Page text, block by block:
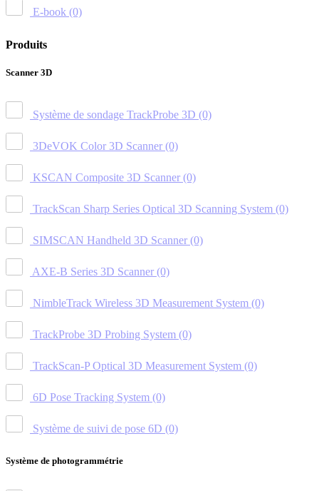
E-book (0)
Produits
Scanner 3D
Système de sondage TrackProbe 3D (0)
3DeVOK Color 3D Scanner (0)
KSCAN Composite 3D Scanner (0)
TrackScan Sharp Series Optical 3D Scanning System (0)
SIMSCAN Handheld 3D Scanner (0)
AXE-B Series 3D Scanner (0)
NimbleTrack Wireless 3D Measurement System (0)
TrackProbe 3D Probing System (0)
TrackScan-P Optical 3D Measurement System (0)
6D Pose Tracking System (0)
Système de suivi de pose 6D (0)
Système de photogrammétrie